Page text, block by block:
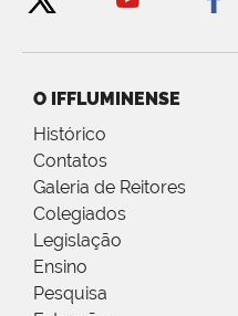
O IFFLUMINENSE
Histórico
Contatos
Galeria de Reitores
Colegiados
Legislação
Ensino
Pesquisa